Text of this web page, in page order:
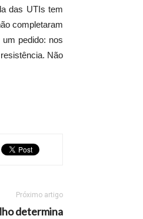
das UTIs tem
completaram
pedido: nos
Não
Próximo artigo
determina